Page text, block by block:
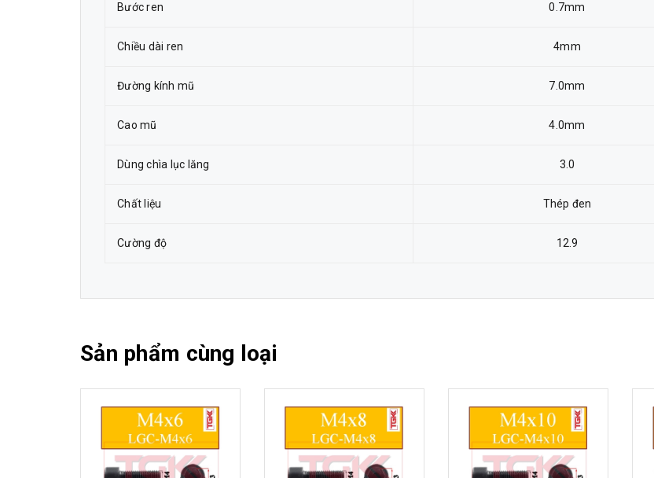
Bước ren 0.7mm
Chiều dài ren 4mm
Đường kính mũ 7.0mm
Cao mũ 4.0mm
Dùng chìa lục lăng 3.0
Chất liệu Thép đen
Cường độ 12.9
Sản phẩm cùng loại